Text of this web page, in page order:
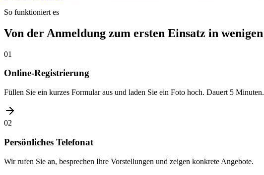
So funktioniert es
Von der Anmeldung zum ersten Einsatz in
01
Online-Registrierung
Füllen Sie ein kurzes Formular aus und laden Sie ein Foto hoch. Dauert 5 Minuten.
02
Persönliches Telefonat
Wir rufen Sie an, besprechen Ihre Vorstellungen und zeigen konkrete Angebote.